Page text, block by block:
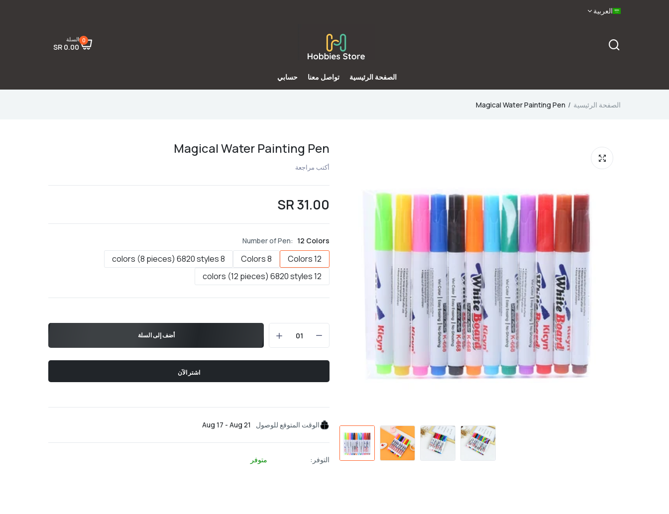
العربية
0 السلة
0.00 SR
الصفحة الرئيسية تواصل معنا حسابي
الصفحة الرئيسية Magical Water Painting Pen
Magical Water Painting Pen
أكتب مراجعة
31.00 SR
Number of Pen: 12 Colors
12 Colors
8 Colors
8 colors (8 pieces) 6820 styles
12 colors (12 pieces) 6820 styles
أضف إلى السلة
اشتر الآن
الوقت المتوقع للوصول Aug 17 - Aug 21
التوفر: متوفر